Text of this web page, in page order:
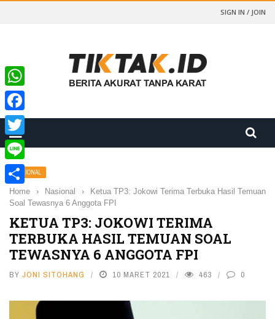
SIGN IN / JOIN
NASIONAL
Home › Nasional ›
Ketua TP3: Jokowi Terima Terbuka Hasil Temuan
Soal Tewasnya 6 Anggota FPI
KETUA TP3: JOKOWI TERIMA
TERBUKA HASIL TEMUAN SOAL
TEWASNYA 6 ANGGOTA FPI
BY JONI SITOHANG 10 MARET 2021 463 0
WhatsApp
Facebook
Twitter
Line
Share